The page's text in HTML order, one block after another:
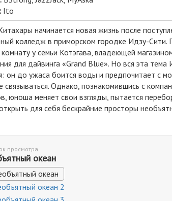
Ito
начинается новая жизнь после
колледж в приморском городке Идзу-Сити.
у семьи Котэгава, владеющей
для дайвинга «Grand Blue». Но вся эта тема
он до ужаса боится воды и предпочитает с
связываться. Однако, познакомившись с
юноша меняет свои взгляды, пытается
для себя бескрайние просторы
просмотра
океан
океан
океан 2